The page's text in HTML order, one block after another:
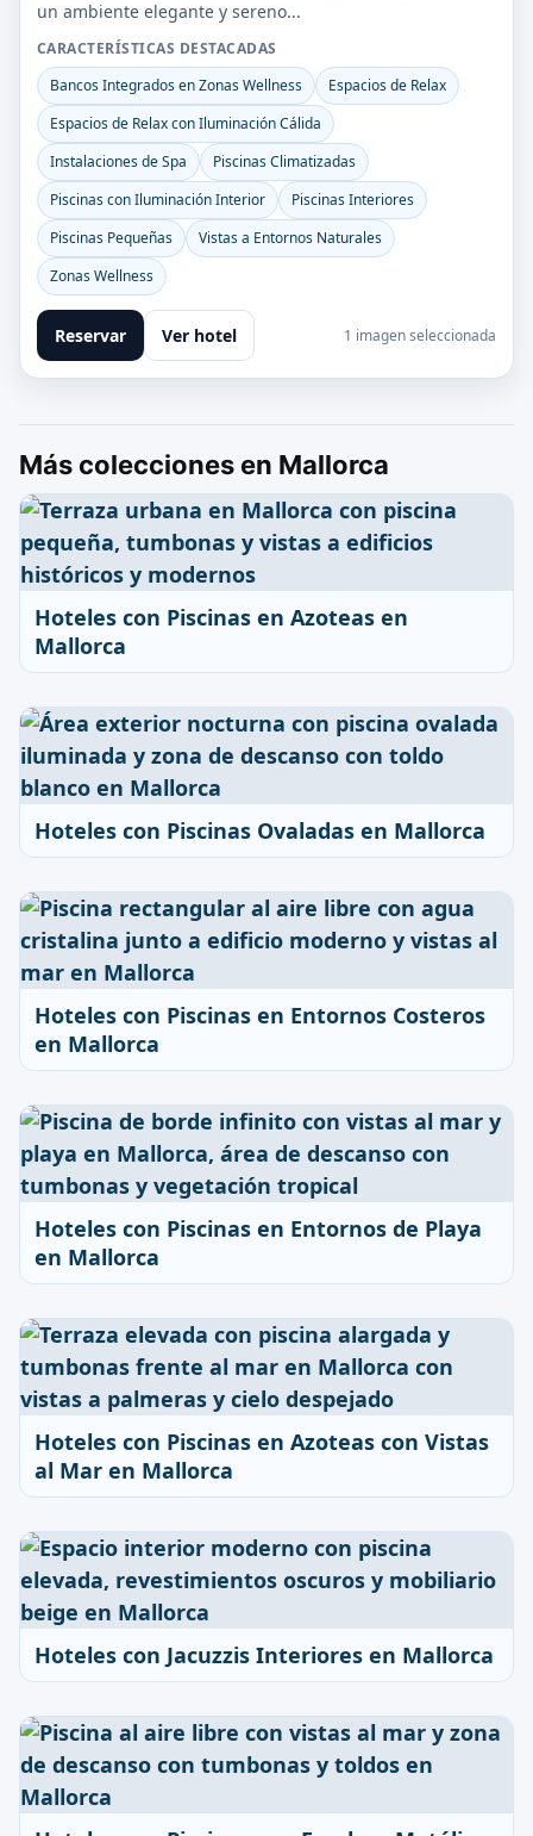
un ambiente elegante y sereno...
CARACTERÍSTICAS DESTACADAS
Bancos Integrados en Zonas Wellness
Espacios de Relax
Espacios de Relax con Iluminación Cálida
Instalaciones de Spa
Piscinas Climatizadas
Piscinas con Iluminación Interior
Piscinas Interiores
Piscinas Pequeñas
Vistas a Entornos Naturales
Zonas Wellness
Reservar Ver hotel 1 imagen seleccionada
Más colecciones en Mallorca
Hoteles con Piscinas en Azoteas en
Mallorca
Hoteles con Piscinas Ovaladas en Mallorca
Hoteles con Piscinas en Entornos Costeros
en Mallorca
Hoteles con Piscinas en Entornos de Playa
en Mallorca
Hoteles con Piscinas en Azoteas con Vistas
al Mar en Mallorca
Hoteles con Jacuzzis Interiores en Mallorca